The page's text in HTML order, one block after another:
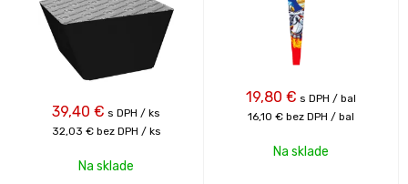
39,40 € s DPH / ks
32,03 € bez DPH / ks
Na sklade
19,80 € s DPH / bal
16,10 € bez DPH / bal
Na sklade